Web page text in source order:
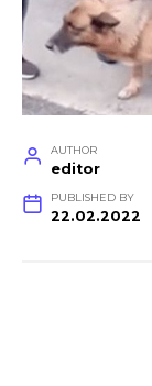
AUTHOR
editor
PUBLISHED BY
22.02.2022